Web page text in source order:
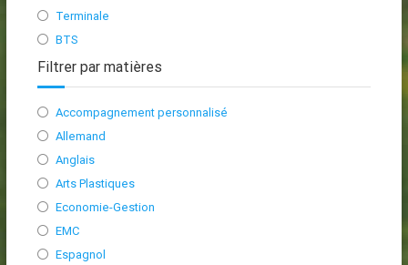
Terminale
BTS
Filtrer par matières
Accompagnement personnalisé
Allemand
Anglais
Arts Plastiques
Economie-Gestion
EMC
Espagnol